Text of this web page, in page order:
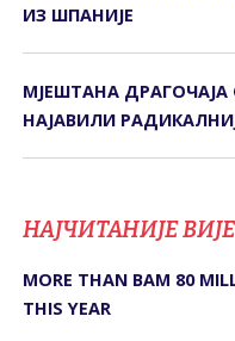
ИЗ ШПАНИЈЕ
МЈЕШТАНА
НАЈАВИЛИ
НАЈЧИТАНИЈЕ
MORE THAN BAM 80
THIS YEAR